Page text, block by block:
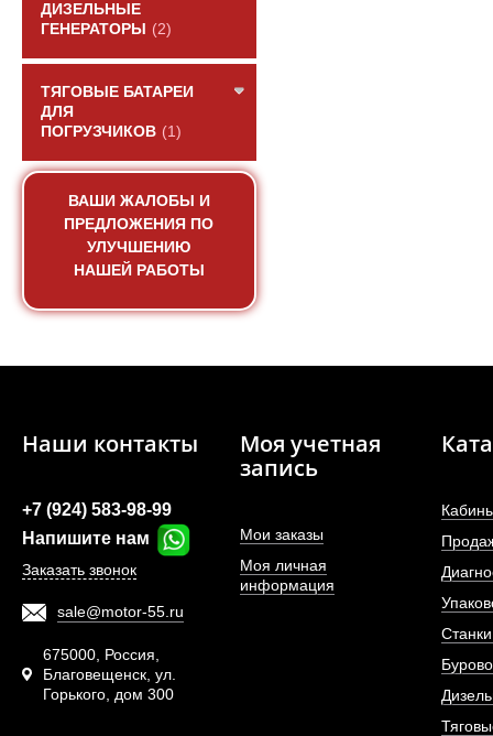
ДИЗЕЛЬНЫЕ
ГЕНЕРАТОРЫ
(2)
ТЯГОВЫЕ БАТАРЕИ
ДЛЯ
ПОГРУЗЧИКОВ (1)
ВАШИ ЖАЛОБЫ И
ПРЕДЛОЖЕНИЯ ПО
УЛУЧШЕНИЮ
НАШЕЙ РАБОТЫ
Наши контакты
+7 (924) 583-98-99
Напишите нам
Заказать звонок
sale@motor-55.ru
675000, Россия,
Благовещенск, ул.
Горького, дом 300
Моя учетная
запись
Мои заказы
Моя личная
информация